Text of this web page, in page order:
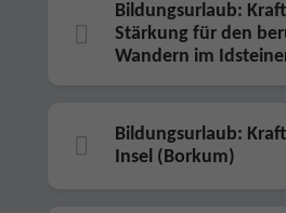
Bildungsurlaub:
Stärkung für den
Wandern im
Bildungsurlaub:
Insel (Borkum)